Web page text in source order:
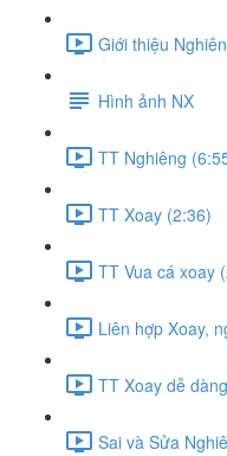
Giới thiệu
Hình ảnh NX
TT Nghiêng
TT Xoay (2:36)
TT Vua cá xoay
Liên hợp Xoay,
TT Xoay dễ
Sai và Sửa